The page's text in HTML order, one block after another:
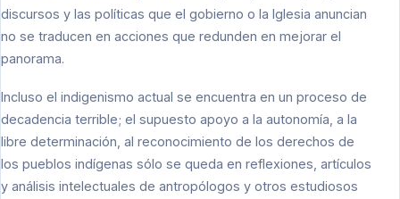
discursos y las políticas que el gobierno o la Iglesia anuncian
no se traducen en acciones que redunden en mejorar el
panorama.
Incluso el indigenismo actual se encuentra en un proceso de
decadencia terrible; el supuesto apoyo a la autonomía, a la
libre determinación, al reconocimiento de los derechos de
los pueblos indígenas sólo se queda en reflexiones, artículos
y análisis intelectuales de antropólogos y otros estudiosos